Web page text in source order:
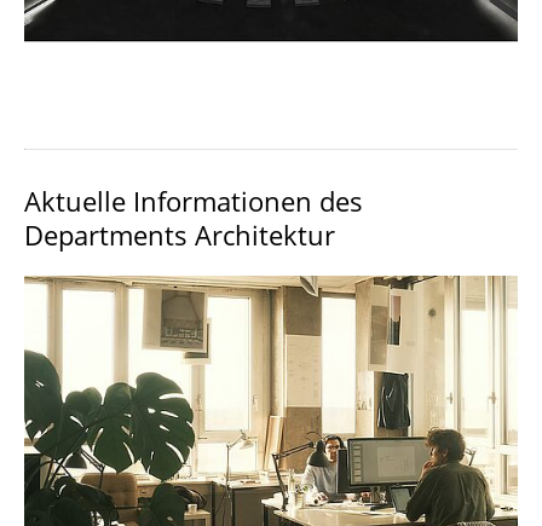
Aktuelle Informationen des
Departments Architektur